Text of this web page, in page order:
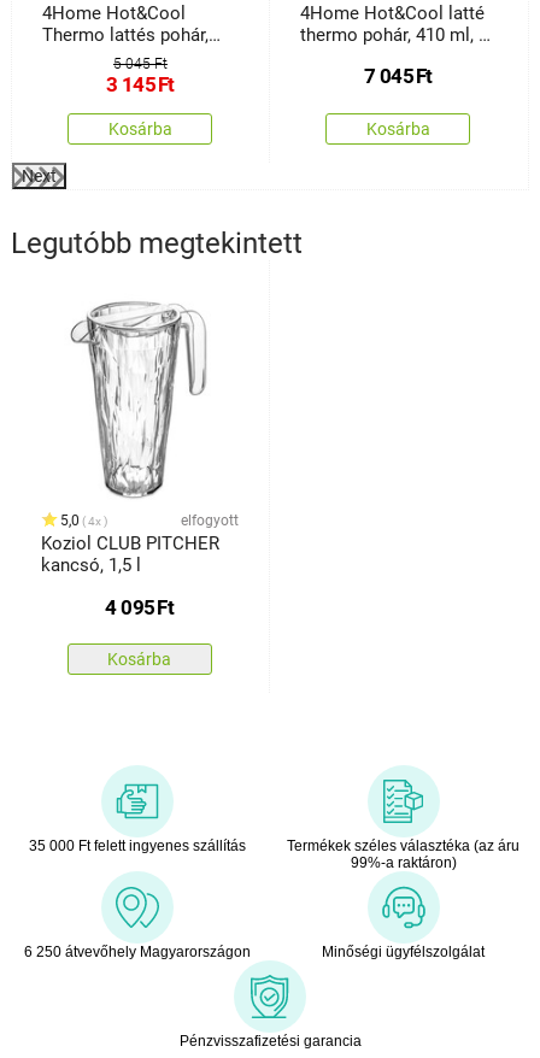
4Home Hot&Cool
Thermo lattés pohár,
350 ml, 2 db5 045 Ft
3 145Ft
Kosárba
4Home Hot&Cool latté
thermo pohár, 410 ml, 2
7 045Ft
Kosárba
Next
Legutóbb megtekintett
5,0 4x elfogyott
Koziol CLUB PITCHER
kancsó, 1,5 l
4 095Ft
Kosárba
35 000 Ft felett ingyenes szállítás
Termékek széles választéka (az áru
99%-a raktáron)
6 250 átvevőhely Magyarországon Minőségi ügyfélszolgálat
Pénzvisszafizetési garancia